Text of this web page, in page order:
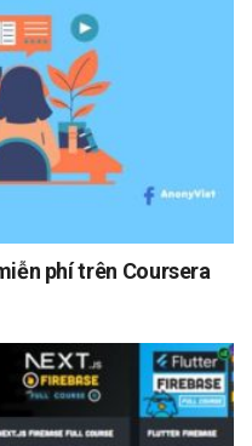
phí trên Coursera